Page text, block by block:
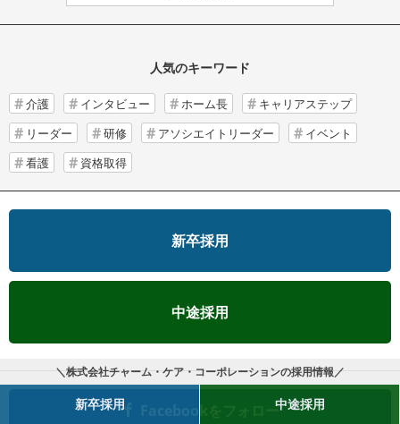
＼株式会社チャーム・ケア・コーポレーションの採用情報／
新卒採用 中途採用
人気のキーワード
介護 インタビュー ホーム長
キャリアステップ
リーダー
研修 アソシエイトリーダー
イベント
看護
資格取得
新卒採用
中途採用
Facebookをフォロー